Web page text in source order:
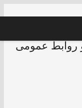
و روابط عمومی